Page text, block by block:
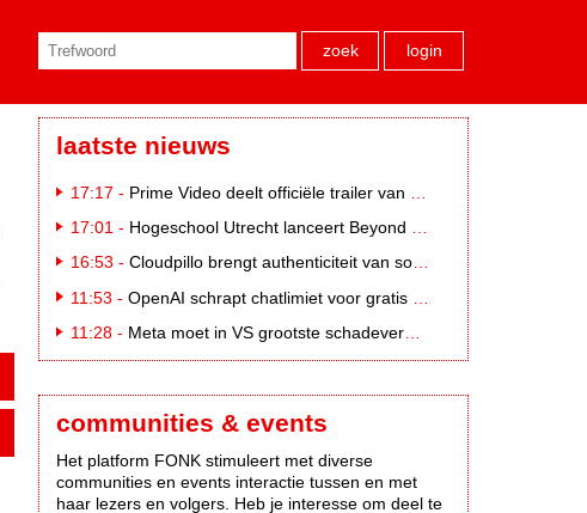
zoek login
laatste nieuws
17:17 - Prime Video deelt officiële trailer van L*VE KLEINE
17:01 - Hogeschool Utrecht lanceert Beyond Campus binnen International Creative Business
16:53 - Cloudpillo brengt authenticiteit van social naar tv
11:53 - OpenAI schrapt chatlimiet voor gratis ChatGPT-gebruikers
11:28 - Meta moet in VS grootste schadevergoeding ooit betalen: 567 miljoen dollar
communities & events
Het platform FONK stimuleert met diverse
communities en events interactie tussen en met
haar lezers en volgers. Heb je interesse om deel te